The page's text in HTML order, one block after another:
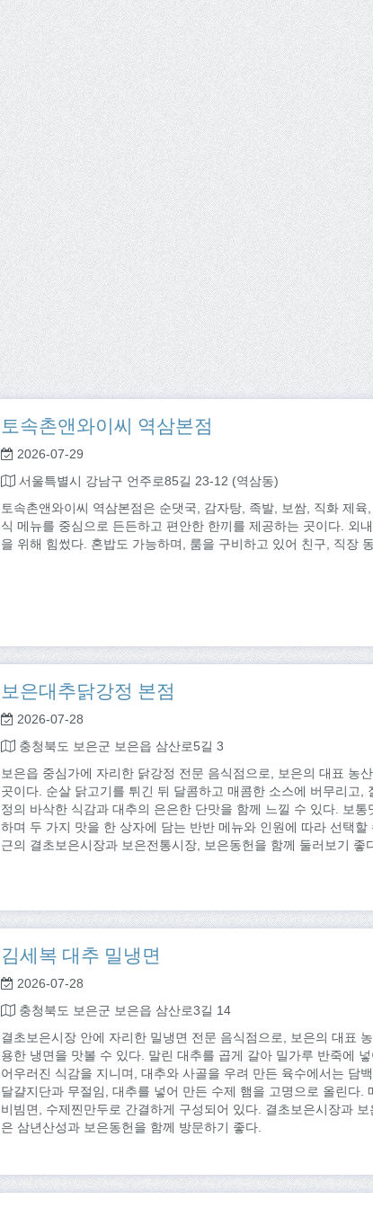
토속촌앤와이씨 역삼본점
2026-07-29
서울특별시 강남구 언주로85길 23-12 (역삼동)
토속촌앤와이씨 역삼본점은 순댓국, 감자탕, 족발, 보쌈, 직화 제
식 메뉴를 중심으로 든든하고 편안한 한끼를 제공하는 곳이다. 외
을 위해 힘썼다. 혼밥도 가능하며, 룸을 구비하고 있어 친구, 직장
보은대추닭강정 본점
2026-07-28
충청북도 보은군 보은읍 삼산로5길 3
보은읍 중심가에 자리한 닭강정 전문 음식점으로, 보은의 대표 농
곳이다. 순살 닭고기를 튀긴 뒤 달콤하고 매콤한 소스에 버무리고,
정의 바삭한 식감과 대추의 은은한 단맛을 함께 느낄 수 있다. 보
하며 두 가지 맛을 한 상자에 담는 반반 메뉴와 인원에 따라 선택
근의 결초보은시장과 보은전통시장, 보은동헌을 함께 둘러보기 좋
김세복 대추 밀냉면
2026-07-28
충청북도 보은군 보은읍 삼산로3길 14
결초보은시장 안에 자리한 밀냉면 전문 음식점으로, 보은의 대표
용한 냉면을 맛볼 수 있다. 말린 대추를 곱게 갈아 밀가루 반죽에
어우러진 식감을 지니며, 대추와 사골을 우려 만든 육수에서는 담
달걀지단과 무절임, 대추를 넣어 만든 수제 햄을 고명으로 올린다.
비빔면, 수제찐만두로 간결하게 구성되어 있다. 결초보은시장과
은 삼년산성과 보은동헌을 함께 방문하기 좋다.